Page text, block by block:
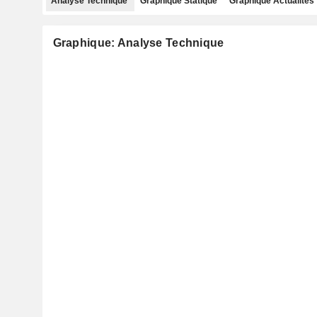
Graphique: Analyse Technique